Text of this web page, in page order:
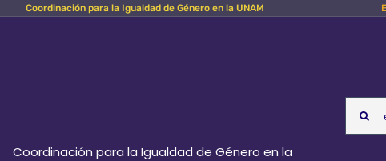
Skip Coordinación para la Igualdad de Género en la UNAM
Coordinación para la Igualdad de Género en la
Search
for: